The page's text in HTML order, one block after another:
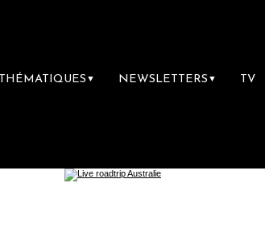
THÉMATIQUES ▼ NEWSLETTERS ▼ TV